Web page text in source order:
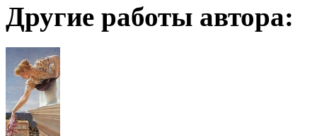
Другие работы автора: